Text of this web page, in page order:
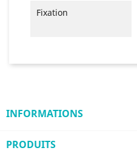
Fixation
INFORMATIONS
PRODUITS